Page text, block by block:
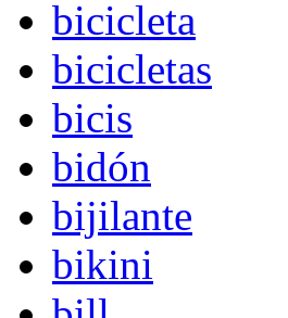
bicicleta
bicicletas
bicis
bidón
bijilante
bikini